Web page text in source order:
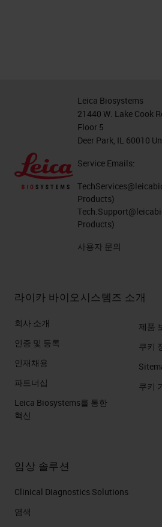
Leica Biosystems
21440 W. Lake Cook
Floor 5
Deer Park, IL 60010
Service Emails:
Products)
Products)
사용자 문의
라이카 바이오시스템즈 소개
회사 소개
인증 및 등록
인재채용
파트너십
Leica Biosystems를 통한
혁신
제품
쿠키
쿠키
임상 솔루션
Clinical Diagnostics Solutions
염색